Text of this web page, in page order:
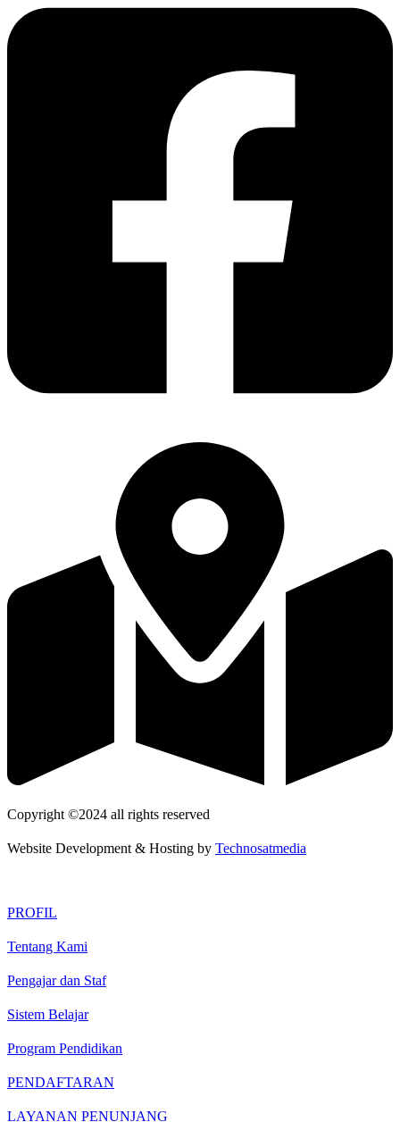
Copyright ©2024 all rights reserved
Website Development & Hosting by Technosatmedia
PROFIL
Tentang Kami
Pengajar dan Staf
Sistem Belajar
Program Pendidikan
PENDAFTARAN
LAYANAN PENUNJANG